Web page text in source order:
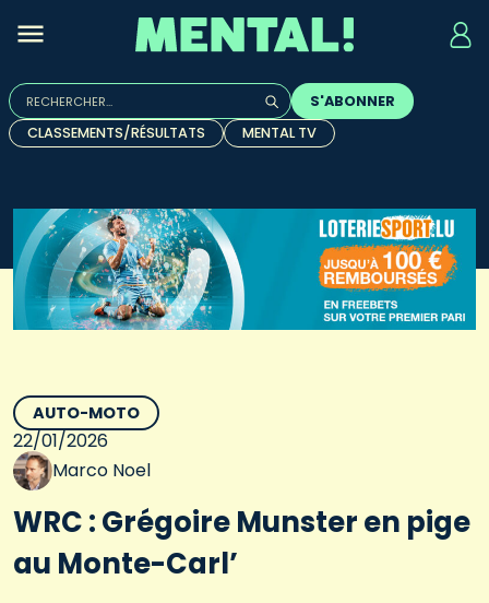
Rechercher :
Quand les résultats de l'auto-complétion sont
S'ABONNER
CLASSEMENTS/RÉSULTATS
MENTAL TV
AUTO-MOTO
22/01/2026
Marco Noel
WRC : Grégoire Munster en pige
au Monte-Carl’